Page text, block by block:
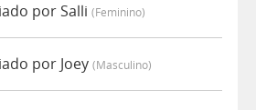
por Salli (feminino)
por Joey (masculino)